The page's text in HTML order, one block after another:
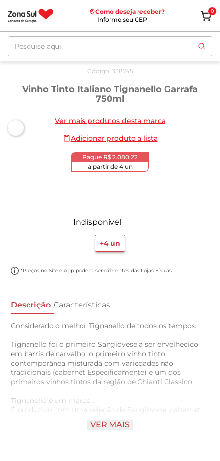
Como deseja receber?
Informe seu CEP
0
Pesquise aqui
Código: 338745
Vinho Tinto Italiano Tignanello Garrafa
750ml
Ver mais produtos desta marca
Adicionar produto a lista
Pague R$ 2.080,22
a partir de 4un
Indisponível
+4 un
*Preços no Site e App podem ser diferentes das Lojas Físicas.
Descrição Características
Considerado o melhor Tignanello de todos os tempos.
Tignanello foi o primeiro Sangiovese a ser envelhecido
em barris de carvalho, o primeiro vinho tinto
contemporânea misturada com variedades não
tradicionais (cabernet Especificamente) e um dos
primeiros vinhos tintos da região de Chianti Classico
Tignanello é um marco .
É produzido com uma seleção de Sangiovese, cabernet
sauvignon e cabernet Franc.
O selo foi projetado por Silvio Coppola em 1974 para o
VER MAIS